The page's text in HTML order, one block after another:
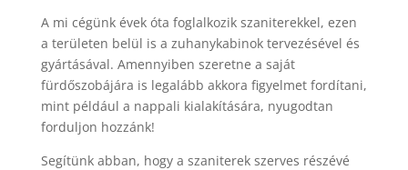
A mi cégünk évek óta foglalkozik szaniterekkel, ezen
a területen belül is a zuhanykabinok tervezésével és
gyártásával. Amennyiben szeretne a saját
fürdőszobájára is legalább akkora figyelmet fordítani,
mint például a nappali kialakítására, nyugodtan
forduljon hozzánk!
Segítünk abban, hogy a szaniterek szerves részévé